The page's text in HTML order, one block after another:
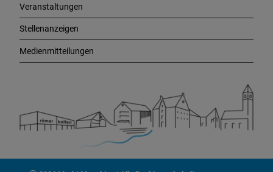
Veranstaltungen
Stellenanzeigen
Medienmitteilungen